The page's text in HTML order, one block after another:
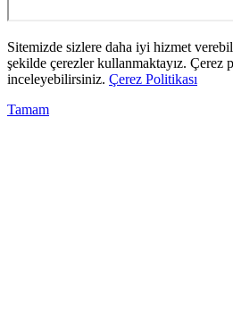
Sitemizde sizlere daha iyi hizmet
şekilde çerezler kullanmaktayız. Çerez
inceleyebilirsiniz. Çerez Politikası
Tamam